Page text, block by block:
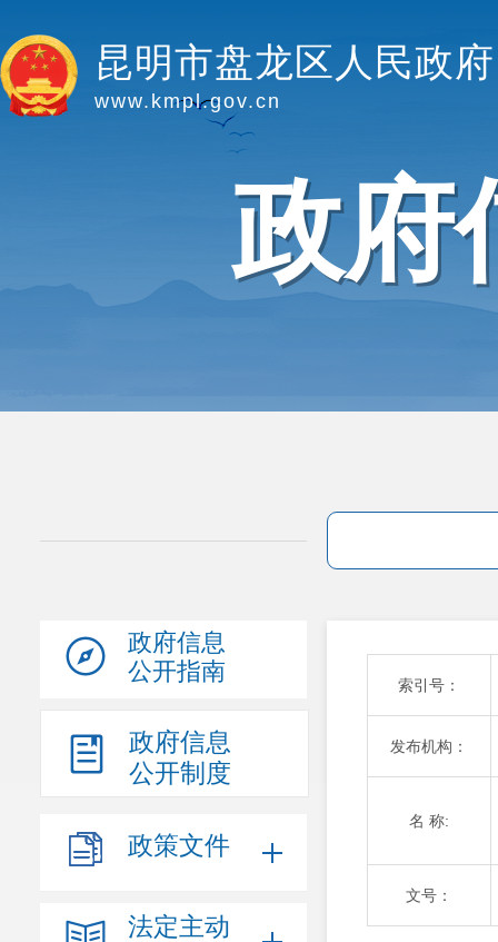
昆明市盘龙区人民政府
www.kmpl.gov.cn
政府
政府信息
公开指南
政府信息
公开制度
政策文件
法定主动
索引号：
发布机构：
名 称:
文号：